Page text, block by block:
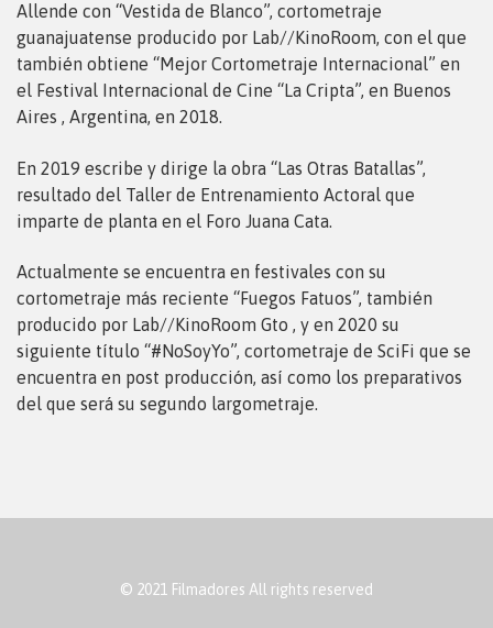
Allende con “Vestida de Blanco”, cortometraje
guanajuatense producido por Lab//KinoRoom, con el que
también obtiene “Mejor Cortometraje Internacional” en
el Festival Internacional de Cine “La Cripta”, en Buenos
Aires , Argentina, en 2018.
En 2019 escribe y dirige la obra “Las Otras Batallas”,
resultado del Taller de Entrenamiento Actoral que
imparte de planta en el Foro Juana Cata.
Actualmente se encuentra en festivales con su
cortometraje más reciente “Fuegos Fatuos”, también
producido por Lab//KinoRoom Gto , y en 2020 su
siguiente título “#NoSoyYo”, cortometraje de SciFi que se
encuentra en post producción, así como los preparativos
del que será su segundo largometraje.
© 2021 Filmadores All rights reserved